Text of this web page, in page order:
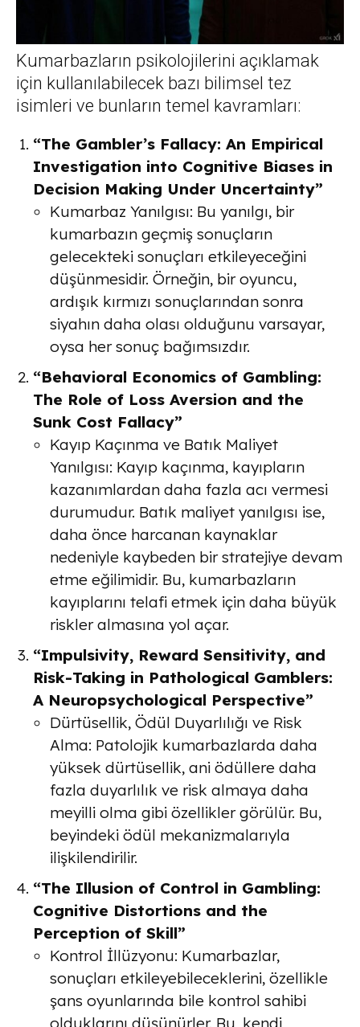
Kumarbazların psikolojilerini açıklamak
için kullanılabilecek bazı bilimsel tez
isimleri ve bunların temel kavramları:
“The Gambler’s Fallacy: An Empirical
Investigation into Cognitive Biases in
Decision Making Under Uncertainty”
Kumarbaz Yanılgısı: Bu yanılgı, bir
kumarbazın geçmiş sonuçların
gelecekteki sonuçları etkileyeceğini
düşünmesidir. Örneğin, bir oyuncu,
ardışık kırmızı sonuçlarından sonra
siyahın daha olası olduğunu varsayar,
oysa her sonuç bağımsızdır.
“Behavioral Economics of Gambling:
The Role of Loss Aversion and the
Sunk Cost Fallacy”
Kayıp Kaçınma ve Batık Maliyet
Yanılgısı: Kayıp kaçınma, kayıpların
kazanımlardan daha fazla acı vermesi
durumudur. Batık maliyet yanılgısı ise,
daha önce harcanan kaynaklar
nedeniyle kaybeden bir stratejiye devam
etme eğilimidir. Bu, kumarbazların
kayıplarını telafi etmek için daha büyük
riskler almasına yol açar.
“Impulsivity, Reward Sensitivity, and
Risk-Taking in Pathological Gamblers:
A Neuropsychological Perspective”
Dürtüsellik, Ödül Duyarlılığı ve Risk
Alma: Patolojik kumarbazlarda daha
yüksek dürtüsellik, ani ödüllere daha
fazla duyarlılık ve risk almaya daha
meyilli olma gibi özellikler görülür. Bu,
beyindeki ödül mekanizmalarıyla
ilişkilendirilir.
“The Illusion of Control in Gambling:
Cognitive Distortions and the
Perception of Skill”
Kontrol İllüzyonu: Kumarbazlar,
sonuçları etkileyebileceklerini, özellikle
şans oyunlarında bile kontrol sahibi